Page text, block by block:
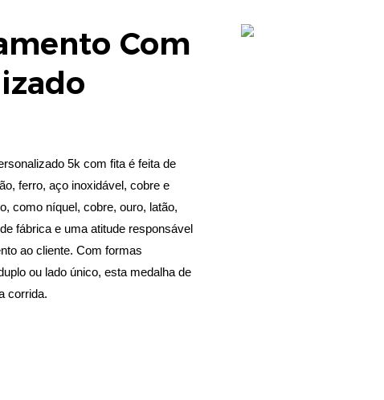
Com
5k com fita é feita de
ferro, aço inoxidável, cobre e
como níquel, cobre, ouro, latão,
fábrica e uma atitude responsável
ao cliente. Com formas
ou lado único, esta medalha de
corrida.